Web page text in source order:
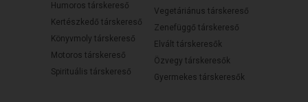
Humoros társkereső
Kertészkedő társkereső
Könyvmoly társkereső
Motoros társkereső
Spirituális társkereső
Vegetáriánus társkereső
Zenefüggő társkereső
Elvált társkeresők
Özvegy társkeresők
Gyermekes társkeresők